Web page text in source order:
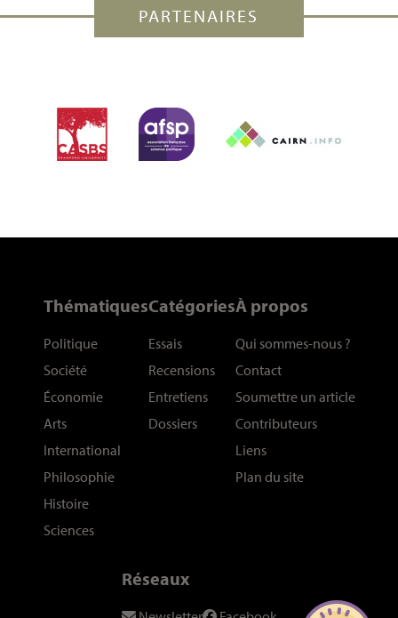
PARTENAIRES
Thématiques
Politique
Société
Économie
Arts
International
Philosophie
Histoire
Sciences
Catégories
Essais
Recensions
Entretiens
Dossiers
À propos
Qui sommes-nous ?
Contact
Soumettre un article
Contributeurs
Liens
Plan du site
Réseaux